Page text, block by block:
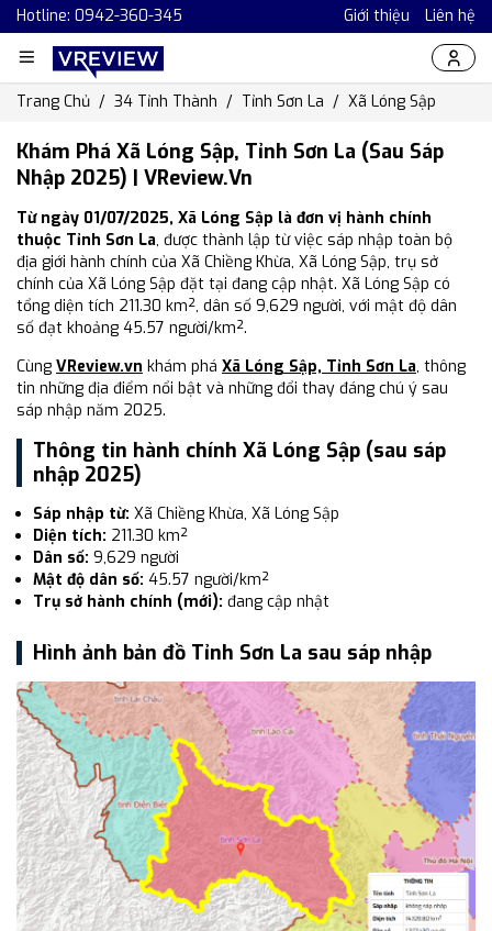
Hotline: 0942-360-345 Giới thiệu Liên hệ
Trang Chủ 34 Tỉnh Thành Tỉnh Sơn La Xã Lóng Sập
Khám Phá Xã Lóng Sập, Tỉnh Sơn La (Sau Sáp
Nhập 2025) | VReview.vn
Từ ngày 01/07/2025, Xã Lóng Sập là đơn vị hành chính
thuộc Tỉnh Sơn La, được thành lập từ việc sáp nhập toàn bộ
địa giới hành chính của Xã Chiềng Khừa, Xã Lóng Sập, trụ sở
chính của Xã Lóng Sập đặt tại đang cập nhật. Xã Lóng Sập có
tổng diện tích 211.30 km², dân số 9,629 người, với mật độ dân
số đạt khoảng 45.57 người/km².
Cùng VReview.vn khám phá Xã Lóng Sập, Tỉnh Sơn La, thông
tin những địa điểm nổi bật và những đổi thay đáng chú ý sau
sáp nhập năm 2025.
Thông tin hành chính Xã Lóng Sập (sau sáp
nhập 2025)
Sáp nhập từ: Xã Chiềng Khừa, Xã Lóng Sập
Diện tích: 211.30 km²
Dân số: 9,629 người
Mật độ dân số: 45.57 người/km²
Trụ sở hành chính (mới): đang cập nhật
Hình ảnh bản đồ Tỉnh Sơn La sau sáp nhập